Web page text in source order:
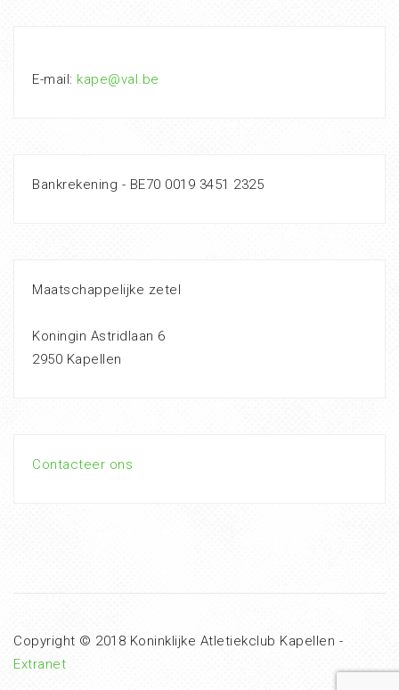
E-mail: kape@val.be
Bankrekening - BE70 0019 3451 2325
Maatschappelijke zetel
Koningin Astridlaan 6
2950 Kapellen
Contacteer ons
Copyright © 2018 Koninklijke Atletiekclub Kapellen -
Extranet